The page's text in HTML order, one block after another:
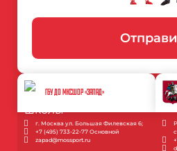
ГБУ ДО МКСШОР «ЗАПАД»
г. Москва ул. Большая Филевская 6;
+7 (495) 733-22-77 Основной
zapad@mossport.ru